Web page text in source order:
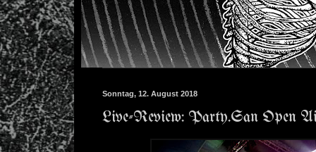
Sonntag, 12. August 2018
Live-Review: Party.San Open